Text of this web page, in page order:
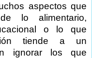
aspectos que
lo alimentario,
o lo que
tiende a un
ignorar los que